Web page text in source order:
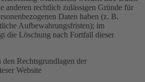
anderen rechtlich zulässigen Gründe für
Daten haben (z. B.
Aufbewahrungsfristen); im
die Löschung nach Fortfall dieser
Rechtsgrundlagen der
Website